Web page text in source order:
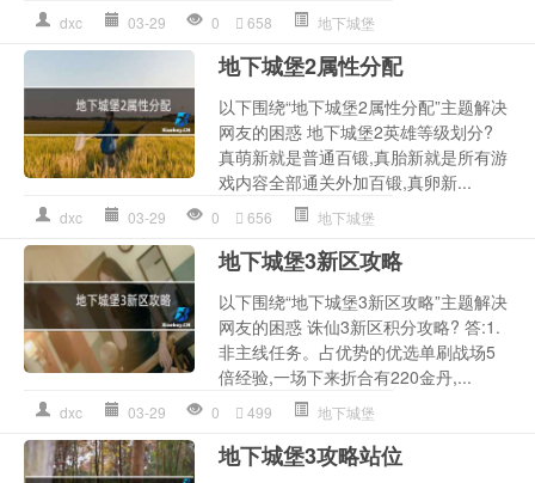
dxc 03-29 0 658 地下城堡
地下城堡2属性分配
以下围绕“地下城堡2属性分配”主题解决
网友的困惑 地下城堡2英雄等级划分?
真萌新就是普通百锻,真胎新就是所有游
戏内容全部通关外加百锻,真卵新...
dxc 03-29 0 656 地下城堡
地下城堡3新区攻略
以下围绕“地下城堡3新区攻略”主题解决
网友的困惑 诛仙3新区积分攻略? 答:1.
非主线任务。占优势的优选单刷战场5
倍经验,一场下来折合有220金丹,...
dxc 03-29 0 499 地下城堡
地下城堡3攻略站位